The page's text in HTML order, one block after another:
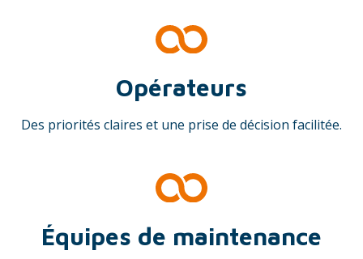
Opérateurs
Des priorités claires et une prise de décision facilitée.
Équipes de maintenance